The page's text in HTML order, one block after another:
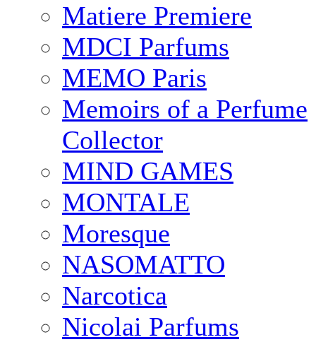
Matiere Premiere
MDCI Parfums
MEMO Paris
Memoirs of a Perfume
Collector
MIND GAMES
MONTALE
Moresque
NASOMATTO
Narcotica
Nicolai Parfums